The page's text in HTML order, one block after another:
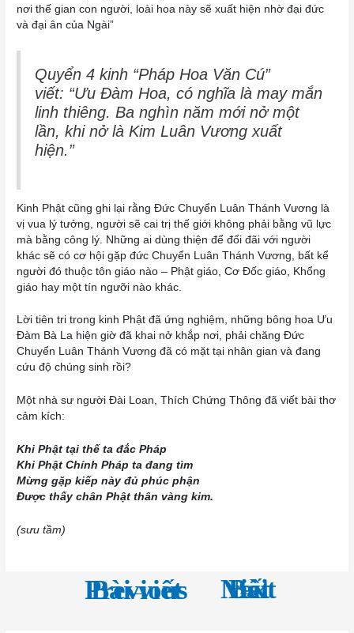
nơi thế gian con người, loài hoa này sẽ xuất hiện nhờ đại đức
và đại ân của Ngài”
Quyển 4 kinh “Pháp Hoa Văn Cú”
viết: “Ưu Đàm Hoa, có nghĩa là may mắn
linh thiêng. Ba nghìn năm mới nở một
lần, khi nở là Kim Luân Vương xuất
hiện.”
Kinh Phật cũng ghi lại rằng Đức Chuyển Luân Thánh Vương là
vị vua lý tưởng, người sẽ cai trị thế giới không phải bằng vũ lực
mà bằng công lý. Những ai dùng thiện để đối đãi với người
khác sẽ có cơ hội gặp đức Chuyển Luân Thánh Vương, bất kể
người đó thuộc tôn giáo nào – Phật giáo, Cơ Đốc giáo, Khổng
giáo hay một tín ngưỡi nào khác.
Lời tiên tri trong kinh Phật đã ứng nghiệm, những bông hoa Ưu
Đàm Bà La hiện giờ đã khai nở khắp nơi, phải chăng Đức
Chuyển Luân Thánh Vương đã có mặt tại nhân gian và đang
cứu độ chúng sinh rồi?
Một nhà sư người Đài Loan, Thích Chứng Thông đã viết bài thơ
cảm kích:
Khi Phật tại thế ta đắc Pháp
Khi Phật Chính Pháp ta đang tìm
Mừng gặp kiếp này đủ phúc phận
Được thấy chân Phật thân vàng kim.
(sưu tầm)
←
Previous Bài viết Next Bài viết
→